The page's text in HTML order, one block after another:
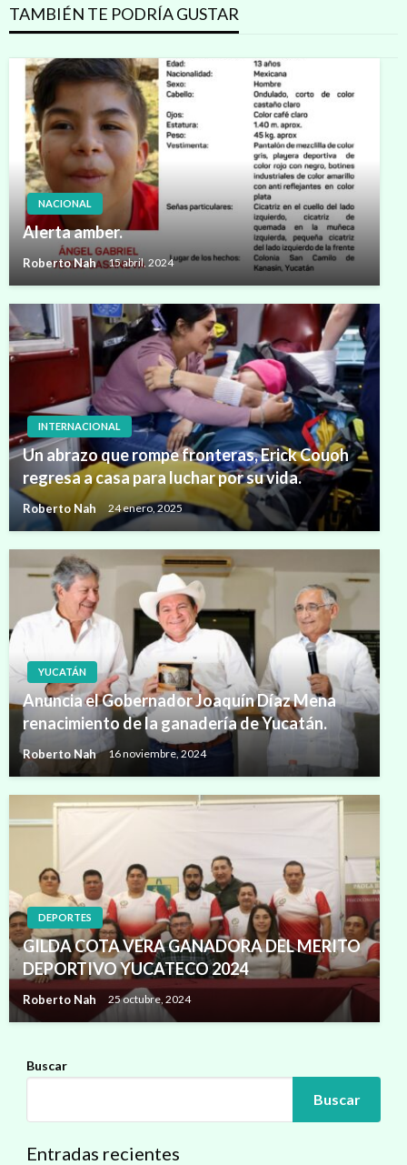
TAMBIÉN TE PODRÍA GUSTAR
NACIONAL
Alerta amber.
Roberto Nah 15 abril, 2024
INTERNACIONAL
Un abrazo que rompe fronteras, Erick Couoh
regresa a casa para luchar por su vida.
Roberto Nah 24 enero, 2025
YUCATÁN
Anuncia el Gobernador Joaquín Díaz Mena
renacimiento de la ganadería de Yucatán.
Roberto Nah 16 noviembre, 2024
DEPORTES
GILDA COTA VERA GANADORA DEL MERITO
DEPORTIVO YUCATECO 2024
Roberto Nah 25 octubre, 2024
Buscar
Buscar
Entradas recientes